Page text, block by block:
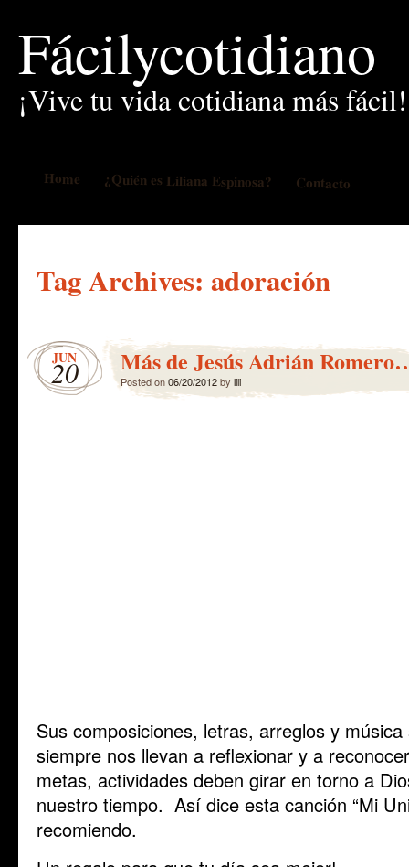
Fácilycotidiano
¡Vive tu vida cotidiana más fácil!
Home ¿Quién es Liliana Espinosa? Contacto
Tag Archives: adoración
JUN
20 Más de Jesús Adrián
Posted on06/20/2012by lili
Sus composiciones, letras, arreglos y
siempre nos llevan a reflexionar y a
metas, actividades deben girar en torno a
nuestro tiempo. Así dice esta canción “Mi
recomiendo.